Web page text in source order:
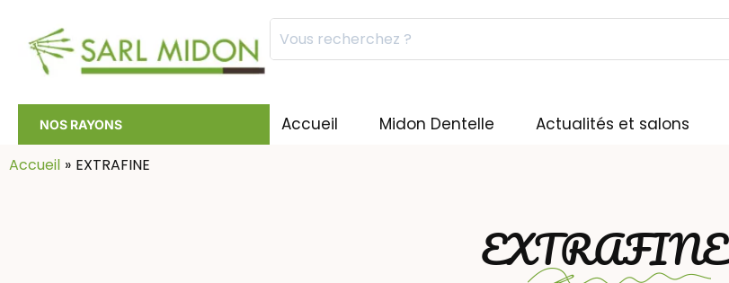
Mots
NOS RAYONS Accueil Midon Dentelle Actualités et salons
Accueil EXTRAFINE
EXTRAFINE